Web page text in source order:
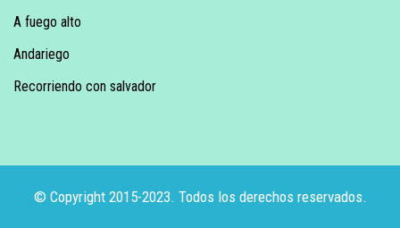
A fuego alto
Andariego
Recorriendo con salvador
© Copyright 2015-2023. Todos los derechos reservados.